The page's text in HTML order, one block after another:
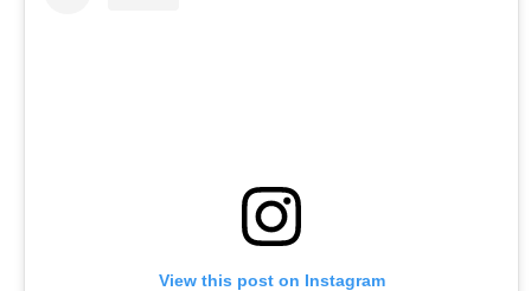
View this post on Instagram